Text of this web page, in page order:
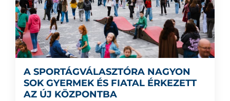
A SPORTÁGVÁLASZTÓRA NAGYON
SOK GYERMEK ÉS FIATAL ÉRKEZETT
AZ ÚJ KÖZPONTBA